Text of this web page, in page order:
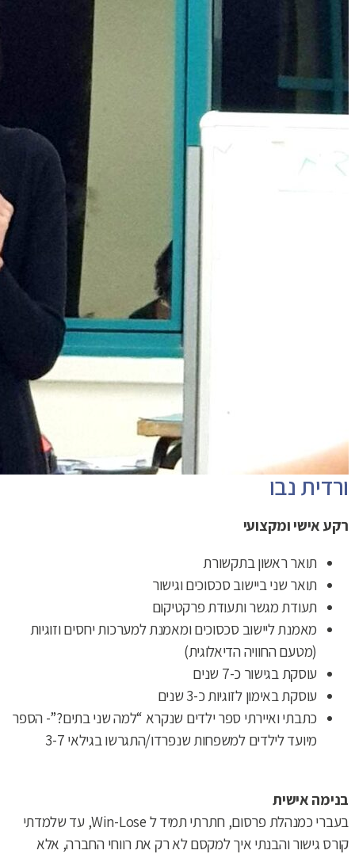
ורדית נבו
רקע אישי ומקצועי
תואר ראשון בתקשורת
תואר שני ביישוב סכסוכים וגישור
תעודת מגשר ותעודת פרקטיקום
מאמנת ליישוב סכסוכים ומאמנת למערכות יחסים וזוגיות
(מטעם החוויה הדיאלוגית)
עוסקת בגישור כ-7 שנים
עוסקת באימון לזוגיות כ-3 שנים
כתבתי ואיירתי ספר ילדים שנקרא “למה שני בתים?”- הספר
מיועד לילדים למשפחות שנפרדו/התגרשו בגילאי 3-7
בנימה אישית
בעברי כמנהלת פרסום, חתרתי תמיד ל Win-Lose, עד שלמדתי
קורס גישור והבנתי איך למקסם לא רק את רווחי החברה, אלא